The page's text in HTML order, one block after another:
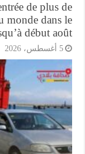
l’entrée de plus
du monde
jusqu’à début